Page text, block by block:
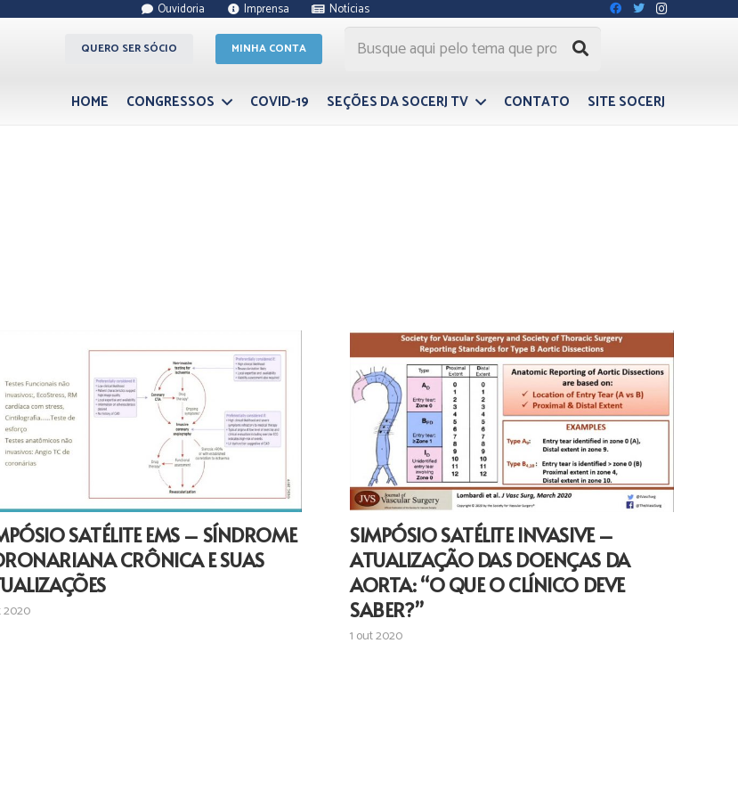
Ouvidoria Imprensa Notícias
QUERO SER SÓCIO MINHA CONTA
HOME CONGRESSOS COVID-19 SEÇÕES DA SOCERJ TV CONTATO SITE SOCERJ
SATÉLITE EMS – SÍNDROME
CRÔNICA E SUAS
2020
SIMPÓSIO SATÉLITE INVASIVE –
ATUALIZAÇÃO DAS DOENÇAS DA
AORTA: “O QUE O CLÍNICO DEVE
SABER?”
1 out 2020